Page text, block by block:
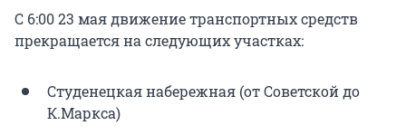
С 6:00 23 мая движение транспортных средств
прекращается на следующих участках:
Студенецкая набережная (от Советской до
К.Маркса)